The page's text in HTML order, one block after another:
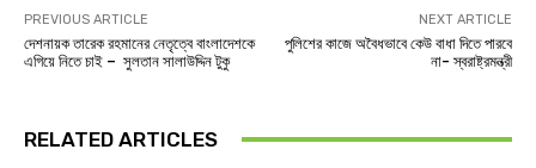
PREVIOUS ARTICLE
দেশনায়ক তারেক রহমানের নেতৃত্বে বাংলাদেশকে
এগিয়ে নিতে চাই – সুলতান সালাউদ্দিন টুকু
NEXT ARTICLE
পুলিশের কাজে অবৈধভাবে কেউ বাধা দিতে পারবে
না- স্বরাষ্ট্রমন্ত্রী
RELATED ARTICLES